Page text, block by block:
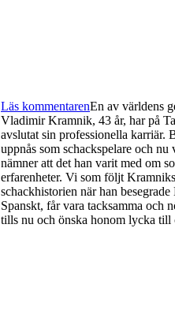
Läs kommentarenEn av världens
Vladimir Kramnik, 43 år, har på
avslutat sin professionella karriär.
uppnås som schackspelare och
nämner att det han varit med om
erfarenheter. Vi som följt
schackhistorien när han
Spanskt, får vara tacksamma och
tills nu och önska honom lycka